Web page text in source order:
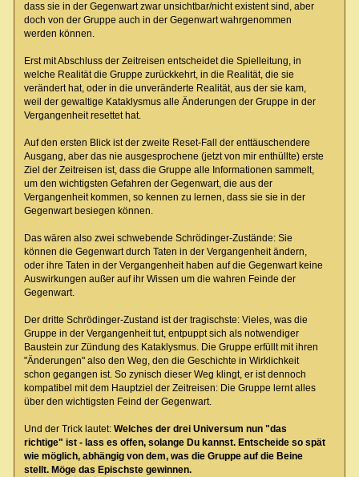
dass sie in der Gegenwart zwar unsichtbar/nicht existent sind, aber
doch von der Gruppe auch in der Gegenwart wahrgenommen
werden können.
Erst mit Abschluss der Zeitreisen entscheidet die Spielleitung, in
welche Realität die Gruppe zurückkehrt, in die Realität, die sie
verändert hat, oder in die unveränderte Realität, aus der sie kam,
weil der gewaltige Kataklysmus alle Änderungen der Gruppe in der
Vergangenheit resettet hat.
Auf den ersten Blick ist der zweite Reset-Fall der enttäuschendere
Ausgang, aber das nie ausgesprochene (jetzt von mir enthüllte) erste
Ziel der Zeitreisen ist, dass die Gruppe alle Informationen sammelt,
um den wichtigsten Gefahren der Gegenwart, die aus der
Vergangenheit kommen, so kennen zu lernen, dass sie sie in der
Gegenwart besiegen können.
Das wären also zwei schwebende Schrödinger-Zustände: Sie
können die Gegenwart durch Taten in der Vergangenheit ändern,
oder ihre Taten in der Vergangenheit haben auf die Gegenwart keine
Auswirkungen außer auf ihr Wissen um die wahren Feinde der
Gegenwart.
Der dritte Schrödinger-Zustand ist der tragischste: Vieles, was die
Gruppe in der Vergangenheit tut, entpuppt sich als notwendiger
Baustein zur Zündung des Kataklysmus. Die Gruppe erfüllt mit ihren
"Änderungen" also den Weg, den die Geschichte in Wirklichkeit
schon gegangen ist. So zynisch dieser Weg klingt, er ist dennoch
kompatibel mit dem Hauptziel der Zeitreisen: Die Gruppe lernt alles
über den wichtigsten Feind der Gegenwart.
Und der Trick lautet: Welches der drei Universum nun "das
richtige" ist - lass es offen, solange Du kannst. Entscheide so spät
wie möglich, abhängig von dem, was die Gruppe auf die Beine
stellt. Möge das Epischste gewinnen.